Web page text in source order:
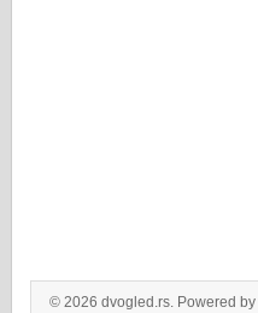
© 2026 dvogled.rs. Powered by